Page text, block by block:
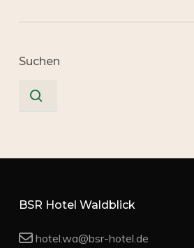
Suchen
BSR Hotel Waldblick
hotel.wa@bsr-hotel.de